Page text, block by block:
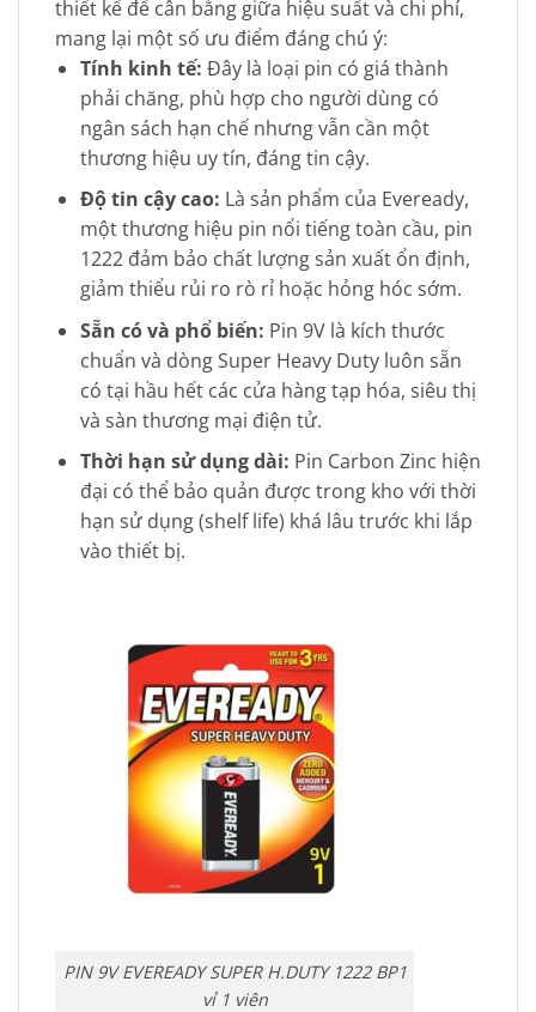
thiết kế để cân bằng giữa hiệu suất và chi phí,
mang lại một số ưu điểm đáng chú ý:
Tính kinh tế: Đây là loại pin có giá thành
phải chăng, phù hợp cho người dùng có
ngân sách hạn chế nhưng vẫn cần một
thương hiệu uy tín, đáng tin cậy.
Độ tin cậy cao: Là sản phẩm của Eveready,
một thương hiệu pin nổi tiếng toàn cầu, pin
1222 đảm bảo chất lượng sản xuất ổn định,
giảm thiểu rủi ro rò rỉ hoặc hỏng hóc sớm.
Sẵn có và phổ biến: Pin 9V là kích thước
chuẩn và dòng Super Heavy Duty luôn sẵn
có tại hầu hết các cửa hàng tạp hóa, siêu thị
và sàn thương mại điện tử.
Thời hạn sử dụng dài: Pin Carbon Zinc hiện
đại có thể bảo quản được trong kho với thời
hạn sử dụng (shelf life) khá lâu trước khi lắp
vào thiết bị.
PIN 9V EVEREADY SUPER H.DUTY 1222 BP1
vỉ 1 viên